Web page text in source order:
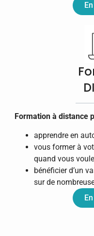
Formation à distance
apprendre en
vous former à
quand vous
bénéficier d’un
sur de